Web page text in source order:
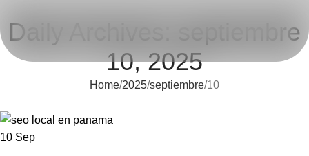
Daily Archives: septiembre
10, 2025
Home 2025 septiembre 10
10 Sep